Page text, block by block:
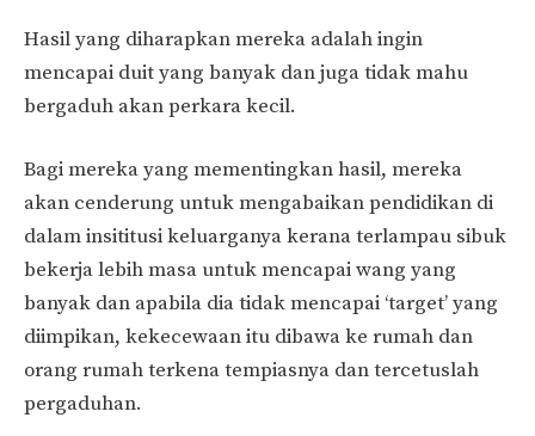
Hasil yang diharapkan mereka adalah ingin
mencapai duit yang banyak dan juga tidak mahu
bergaduh akan perkara kecil.
Bagi mereka yang mementingkan hasil, mereka
akan cenderung untuk mengabaikan pendidikan di
dalam insititusi keluarganya kerana terlampau sibuk
bekerja lebih masa untuk mencapai wang yang
banyak dan apabila dia tidak mencapai ‘target’ yang
diimpikan, kekecewaan itu dibawa ke rumah dan
orang rumah terkena tempiasnya dan tercetuslah
pergaduhan.